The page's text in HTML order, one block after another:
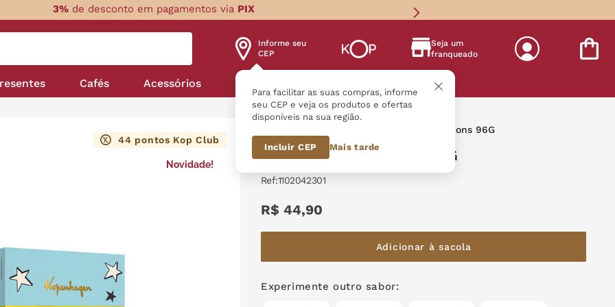
3% de desconto em pagamentos via PIX
Informe seu
CEP
Para facilitar as suas compras, informe
seu CEP e veja os produtos e ofertas
disponíveis na sua região.
Incluir CEP Mais tarde
Seja um
franqueado
Cafés Acessórios
44 pontos Kop Club
Novidade!
Caixa Minitrufas Minions 96G
Caixa Minitrufas Minions 96G
:1102042301
R$ 44,90
Adicionar à sacola
Experimente outro sabor: